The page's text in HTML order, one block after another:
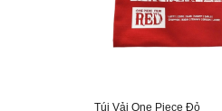
Túi Vải One Piece Đỏ